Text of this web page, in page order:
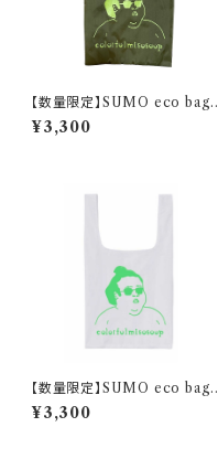
【数量限定】SUMO eco bag /
olive
¥3,300
【数量限定】SUMO eco bag /
white
¥3,300